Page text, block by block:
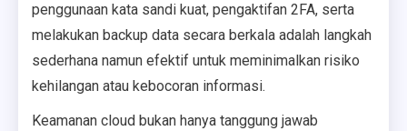
penggunaan kata sandi kuat, pengaktifan 2FA, serta
melakukan backup data secara berkala adalah langkah
sederhana namun efektif untuk meminimalkan risiko
kehilangan atau kebocoran informasi.
Keamanan cloud bukan hanya tanggung jawab